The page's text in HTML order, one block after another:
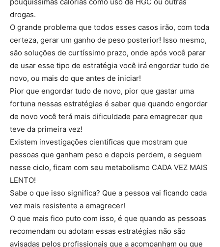
drogas.
O grande problema que todos esses casos irão, com toda
certeza, gerar um ganho de peso posterior! Isso mesmo,
são soluções de curtíssimo prazo, onde após você parar
de usar esse tipo de estratégia você irá engordar tudo de
novo, ou mais do que antes de iniciar!
Pior que engordar tudo de novo, pior que gastar uma
fortuna nessas estratégias é saber que quando engordar
de novo você terá mais dificuldade para emagrecer que
teve da primeira vez!
Existem investigações científicas que mostram que
pessoas que ganham peso e depois perdem, e seguem
nesse ciclo, ficam com seu metabolismo CADA VEZ MAIS
LENTO!
Sabe o que isso significa? Que a pessoa vai ficando cada
vez mais resistente a emagrecer!
O que mais fico puto com isso, é que quando as pessoas
recomendam ou adotam essas estratégias não são
avisadas pelos profissionais que a acompanham ou que